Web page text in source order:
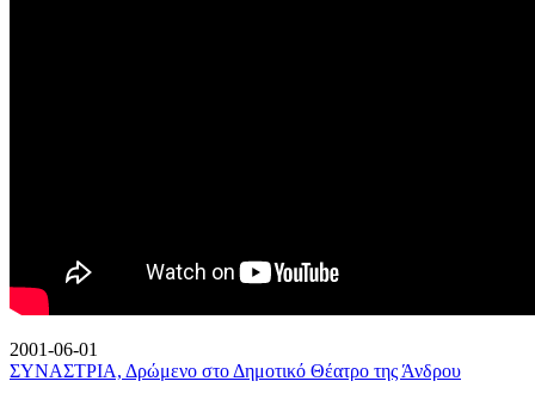
2001-06-01
ΣΥΝΑΣΤΡΙΑ, Δρώμενο στο Δημοτικό Θέατρο της Άνδρου